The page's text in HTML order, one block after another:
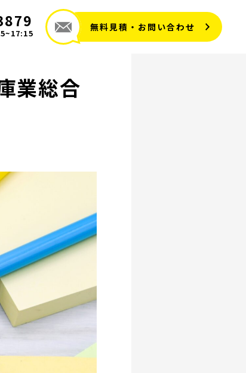
無料見積・お問い合わせ
業総合